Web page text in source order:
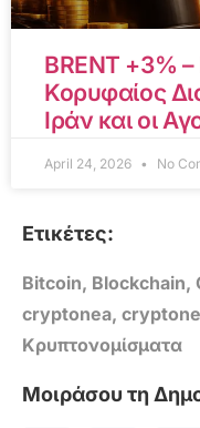
BRENT +3%
Κορυφαίος
Ιράν και οι
April 24, 2026 No
Ετικέτες:
Bitcoin, Blockchain,
cryptonea,
Κρυπτονομίσματα
Μοιράσου τη